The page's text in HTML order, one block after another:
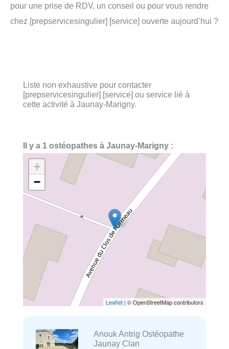
pour une prise de RDV, un conseil ou pour vous rendre
chez [prepservicesingulier] [service] ouverte aujourd’hui ?
Liste non exhaustive pour contacter
[prepservicesingulier] [service] ou service lié à
cette activité à Jaunay-Marigny.
Il y a 1 ostéopathes à Jaunay-Marigny :
+
−
Leaflet | © OpenStreetMap contributors
Anouk Antrig Ostéopathe
Jaunay Clan